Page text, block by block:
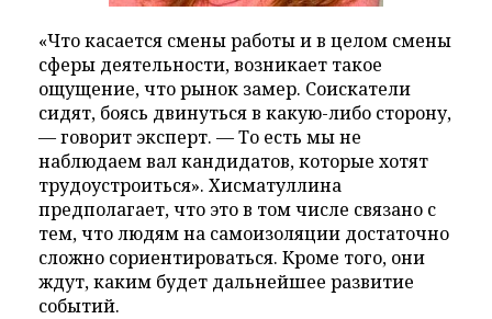
«Что касается смены работы и в целом смены
сферы деятельности, возникает такое
ощущение, что рынок замер. Соискатели
сидят, боясь двинуться в какую-либо сторону,
— говорит эксперт. — То есть мы не
наблюдаем вал кандидатов, которые хотят
трудоустроиться». Хисматуллина
предполагает, что это в том числе связано с
тем, что людям на самоизоляции достаточно
сложно сориентироваться. Кроме того, они
ждут, каким будет дальнейшее развитие
событий.